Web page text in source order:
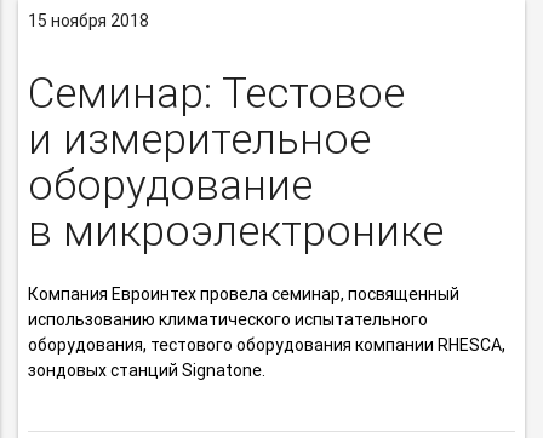
15 ноября 2018
Семинар: Тестовое
и измерительное
оборудование
в микроэлектронике
Компания Евроинтех провела семинар, посвященный
использованию климатического испытательного
оборудования, тестового оборудования компании RHESCA,
зондовых станций Signatone.